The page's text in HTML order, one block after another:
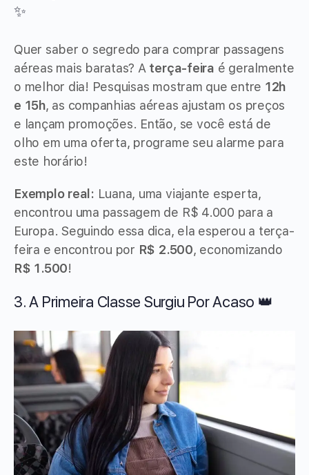
✨
Quer saber o segredo para comprar passagens
aéreas mais baratas? A terça-feira é geralmente
o melhor dia! Pesquisas mostram que entre 12h
e 15h, as companhias aéreas ajustam os preços
e lançam promoções. Então, se você está de
olho em uma oferta, programe seu alarme para
este horário!
Exemplo real: Luana, uma viajante esperta,
encontrou uma passagem de R$ 4.000 para a
Europa. Seguindo essa dica, ela esperou a terça-
feira e encontrou por R$ 2.500, economizando
R$ 1.500!
3. A Primeira Classe Surgiu Por Acaso 👑